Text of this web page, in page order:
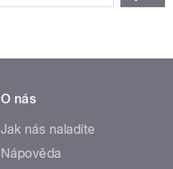
O nás
Jak nás naladíte
Nápověda